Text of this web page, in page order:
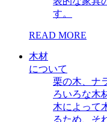
す。
READ MORE
木材
について
栗の木、ナ
ろいろな木
木によって
るため、そ